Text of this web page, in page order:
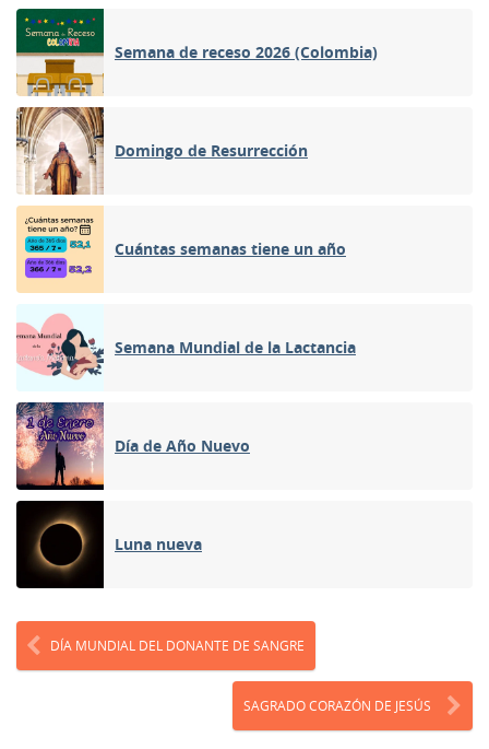
Semana de receso 2026 (Colombia)
Domingo de Resurrección
Cuántas semanas tiene un año
Semana Mundial de la Lactancia
Día de Año Nuevo
Luna nueva
DÍA MUNDIAL DEL DONANTE DE SANGRE
SAGRADO CORAZÓN DE JESÚS